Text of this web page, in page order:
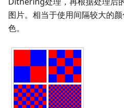
图片。相当于使用间隔较大的
色。